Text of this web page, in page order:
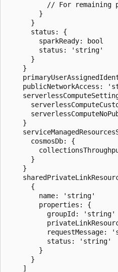
// For remaining
        }
      }
      status: {
        sparkReady: bool
        status: 'string'
      }
    }
publicNetworkAccess:
    }
      cosmosDb: {
      }
    }
      {
        name: 'string'
        properties: {
          groupId: 'string'
requestMessage:
          status: 'string'
        }
      }
    ]